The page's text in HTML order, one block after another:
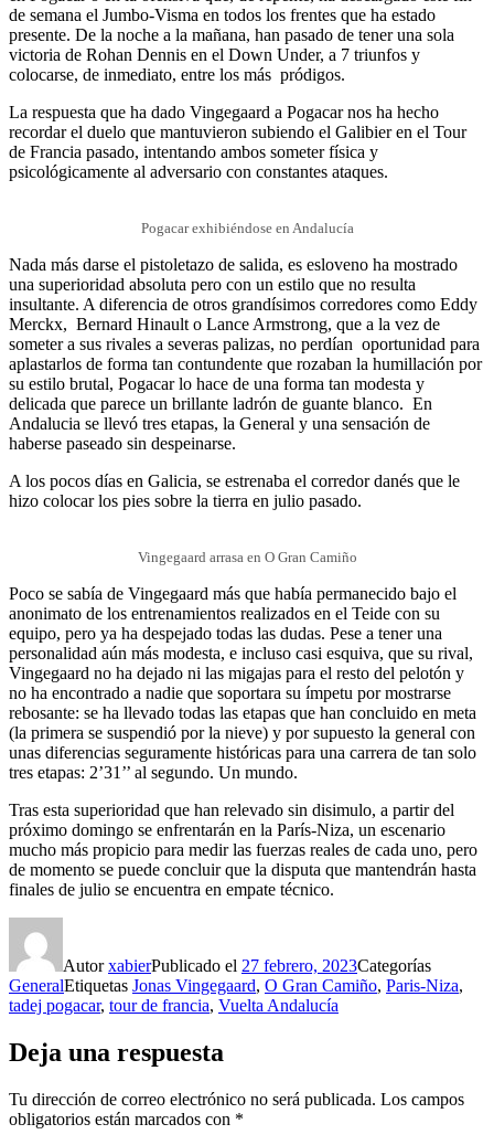
de semana el Jumbo-Visma en todos los frentes que ha estado
presente. De la noche a la mañana, han pasado de tener una sola
victoria de Rohan Dennis en el Down Under, a 7 triunfos y
colocarse, de inmediato, entre los más pródigos.
La respuesta que ha dado Vingegaard a Pogacar nos ha hecho
recordar el duelo que mantuvieron subiendo el Galibier en el Tour
de Francia pasado, intentando ambos someter física y
psicológicamente al adversario con constantes ataques.
Pogacar exhibiéndose en Andalucía
Nada más darse el pistoletazo de salida, es esloveno ha mostrado
una superioridad absoluta pero con un estilo que no resulta
insultante. A diferencia de otros grandísimos corredores como Eddy
Merckx, Bernard Hinault o Lance Armstrong, que a la vez de
someter a sus rivales a severas palizas, no perdían oportunidad para
aplastarlos de forma tan contundente que rozaban la humillación por
su estilo brutal, Pogacar lo hace de una forma tan modesta y
delicada que parece un brillante ladrón de guante blanco. En
Andalucia se llevó tres etapas, la General y una sensación de
haberse paseado sin despeinarse.
A los pocos días en Galicia, se estrenaba el corredor danés que le
hizo colocar los pies sobre la tierra en julio pasado.
Vingegaard arrasa en O Gran Camiño
Poco se sabía de Vingegaard más que había permanecido bajo el
anonimato de los entrenamientos realizados en el Teide con su
equipo, pero ya ha despejado todas las dudas. Pese a tener una
personalidad aún más modesta, e incluso casi esquiva, que su rival,
Vingegaard no ha dejado ni las migajas para el resto del pelotón y
no ha encontrado a nadie que soportara su ímpetu por mostrarse
rebosante: se ha llevado todas las etapas que han concluido en meta
(la primera se suspendió por la nieve) y por supuesto la general con
unas diferencias seguramente históricas para una carrera de tan solo
tres etapas: 2’31’’ al segundo. Un mundo.
Tras esta superioridad que han relevado sin disimulo, a partir del
próximo domingo se enfrentarán en la París-Niza, un escenario
mucho más propicio para medir las fuerzas reales de cada uno, pero
de momento se puede concluir que la disputa que mantendrán hasta
finales de julio se encuentra en empate técnico.
AutorxabierPublicado el 27 febrero, 2023Categorías
GeneralEtiquetas Jonas Vingegaard, O Gran Camiño, Paris-Niza,
tadej pogacar, tour de francia, Vuelta Andalucía
Deja una respuesta
Tu dirección de correo electrónico no será publicada. Los campos
obligatorios están marcados con *